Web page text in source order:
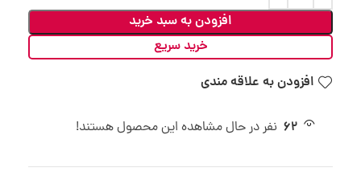
افزودن به سبد خرید
خرید سریع
افزودن به علاقه مندی
62 نفر در حال مشاهده این محصول هستند!